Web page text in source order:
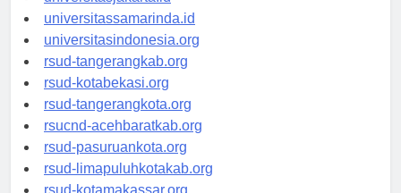
universitasjakarta.id
universitassamarinda.id
universitasindonesia.org
rsud-tangerangkab.org
rsud-kotabekasi.org
rsud-tangerangkota.org
rsucnd-acehbaratkab.org
rsud-pasuruankota.org
rsud-limapuluhkotakab.org